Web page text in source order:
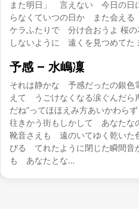
また明日」 言えない 今日の日
らなくていつの日か また会え
ケラふたりで 分け合おうよ 桜
しないように 遠くを見つめてた
予感 – 水嶋凜
それは静かな 予感だったの銀
えて うごけなくなる涙ぐんだら
だね”ってほほえみ方あいかわ
往きかう街もしかして あなた
靴音さえも 遠のいてゆく乾いた
びる てれたように閉じた瞬間音
も あなたとな…